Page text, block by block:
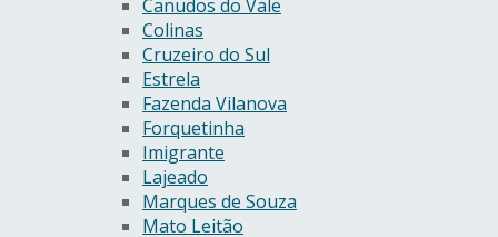
Canudos do Vale
Colinas
Cruzeiro do Sul
Estrela
Fazenda Vilanova
Forquetinha
Imigrante
Lajeado
Marques de Souza
Mato Leitão